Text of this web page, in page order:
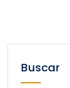
Buscar